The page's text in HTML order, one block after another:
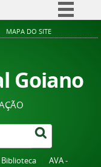
Simplifique!
à informação
Legislação
Canais
MAPA DO SITE
Goiano
Biblioteca
AVA -